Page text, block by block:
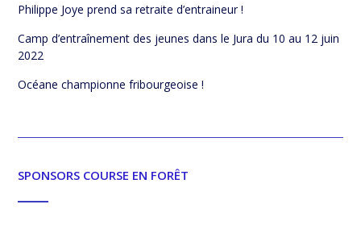
Philippe Joye prend sa retraite d’entraineur !
Camp d’entraînement des jeunes dans le Jura du 10 au 12 juin
2022
Océane championne fribourgeoise !
SPONSORS COURSE EN FORÊT